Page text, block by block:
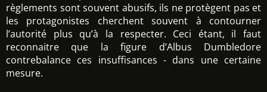
règlements sont souvent abusifs, ils ne protègent pas et
les protagonistes cherchent souvent à contourner
l’autorité plus qu’à la respecter. Ceci étant, il faut
reconnaitre que la figure d’Albus Dumbledore
contrebalance ces insuffisances - dans une certaine
mesure.